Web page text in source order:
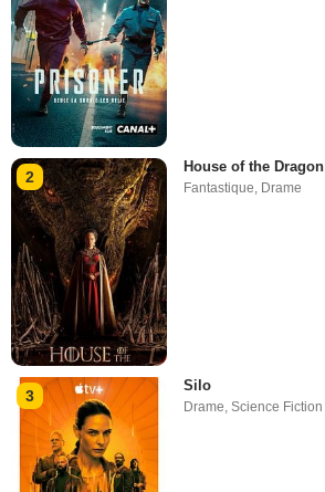
2
House of the Dragon
Fantastique Drame
3
Silo
Drame,Science Fiction